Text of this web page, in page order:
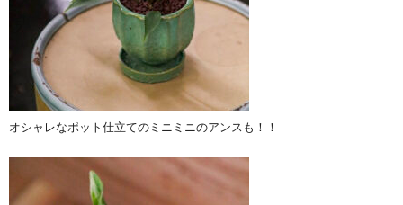
オシャレなポット仕立てのミニミニのアンスも！！